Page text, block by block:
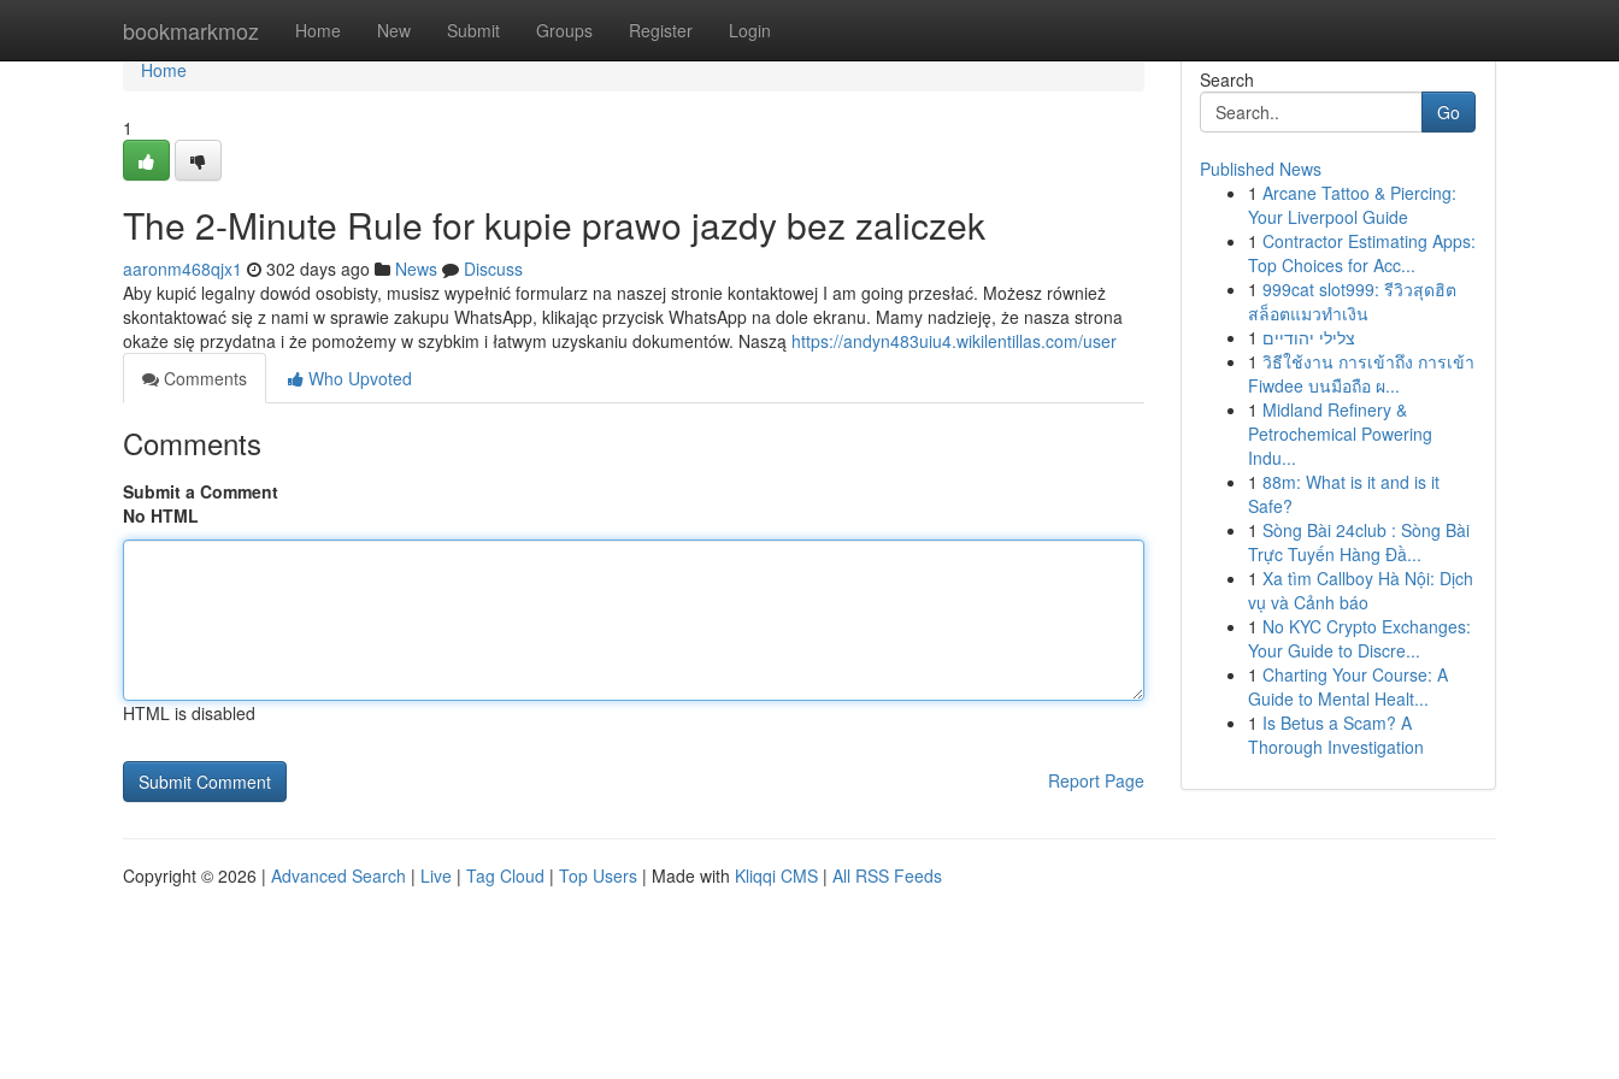
bookmarkmoz Home New Submit Groups Register Login
Home
Home
1
The 2-Minute Rule for kupie prawo jazdy bez zaliczek
aaronm468qjx1 302 days ago News
Discuss
Aby kupić legalny dowód osobisty, musisz wypełnić formularz na naszej stronie kontaktowej I am going przesłać. Możesz również
skontaktować się z nami w sprawie zakupu WhatsApp, klikając przycisk WhatsApp na dole ekranu. Mamy nadzieję, że nasza strona
okaże się przydatna i że pomożemy w szybkim i łatwym uzyskaniu dokumentów. Naszą https://andyn483uiu4.wikilentillas.com/user
Comments
Who Upvoted
Comments
Submit a Comment
No HTML
HTML is disabled
Report Page
Search
Go
Published News
1 Arcane Tattoo & Piercing:
Your Liverpool Guide
1 Contractor Estimating Apps:
Top Choices for Acc...
1 999cat slot999: รีวิวสุดฮิต
สล็อตแมวทำเงิน
1 צלילי יהודיים
1 วิธีใช้งาน การเข้าถึง การเข้า
Fiwdee บนมือถือ ผ...
1 Midland Refinery &
Petrochemical Powering
Indu...
1 88m: What is it and is it
Safe?
1 Sòng Bài 24club : Sòng Bài
Trực Tuyến Hàng Đầ...
1 Xa tìm Callboy Hà Nội: Dịch
vụ và Cảnh báo
1 No KYC Crypto Exchanges:
Your Guide to Discre...
1 Charting Your Course: A
Guide to Mental Healt...
1 Is Betus a Scam? A
Thorough Investigation
Copyright © 2026 | Advanced Search | Live | Tag Cloud | Top Users | Made with Kliqqi CMS | All RSS Feeds